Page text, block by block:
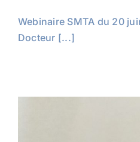
Webinaire SMTA du 20
Docteur [...]